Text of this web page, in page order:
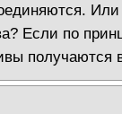
Или
Если по
получаются